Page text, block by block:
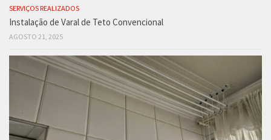
SERVIÇOS REALIZADOS
Instalação de Varal de Teto Convencional
AGOSTO 21, 2025